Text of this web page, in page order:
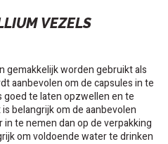
VEZELS
gemakkelijk worden gebruikt als
aanbevolen om de capsules in te
te laten opzwellen en te
belangrijk om de aanbevolen
te nemen dan op de verpakking
om voldoende water te drinken